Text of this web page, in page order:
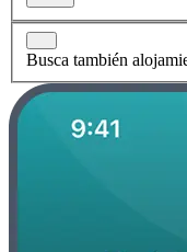
Busca también